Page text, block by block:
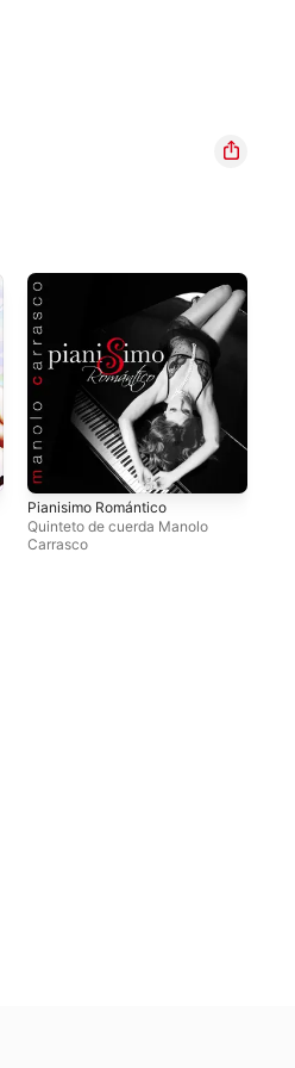
Pianisimo Romántico
Quinteto de cuerda Manolo
Carrasco